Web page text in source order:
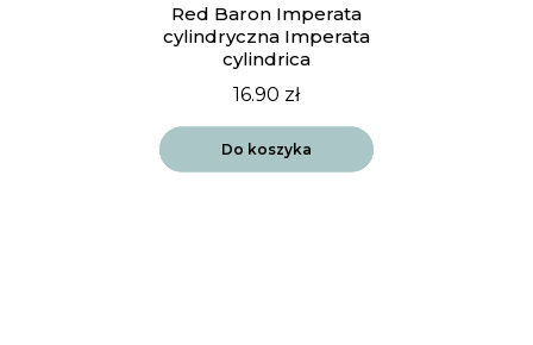
Red Baron Imperata
cylindryczna Imperata
cylindrica
16.90 zł
Do koszyka